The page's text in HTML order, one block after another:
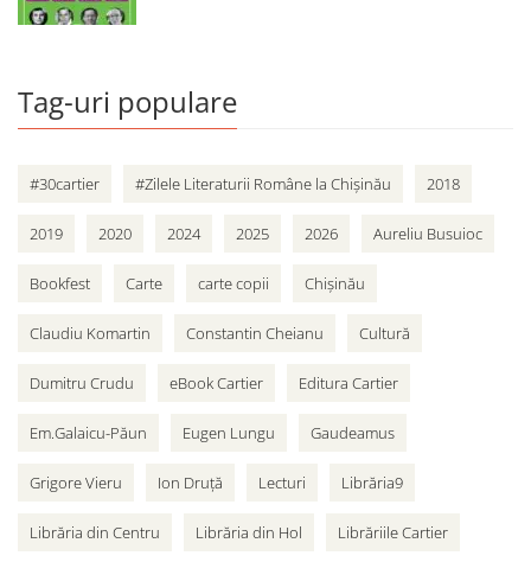
Tag-uri populare
#30cartier #Zilele Literaturii Române la Chișinău 2018
2019 2020 2024 2025 2026 Aureliu Busuioc
Bookfest Carte carte copii Chișinău
Claudiu Komartin Constantin Cheianu Cultură
Dumitru Crudu eBook Cartier Editura Cartier
Em.Galaicu-Păun Eugen Lungu Gaudeamus
Grigore Vieru Ion Druță Lecturi Librăria9
Librăria din Centru Librăria din Hol Librăriile Cartier